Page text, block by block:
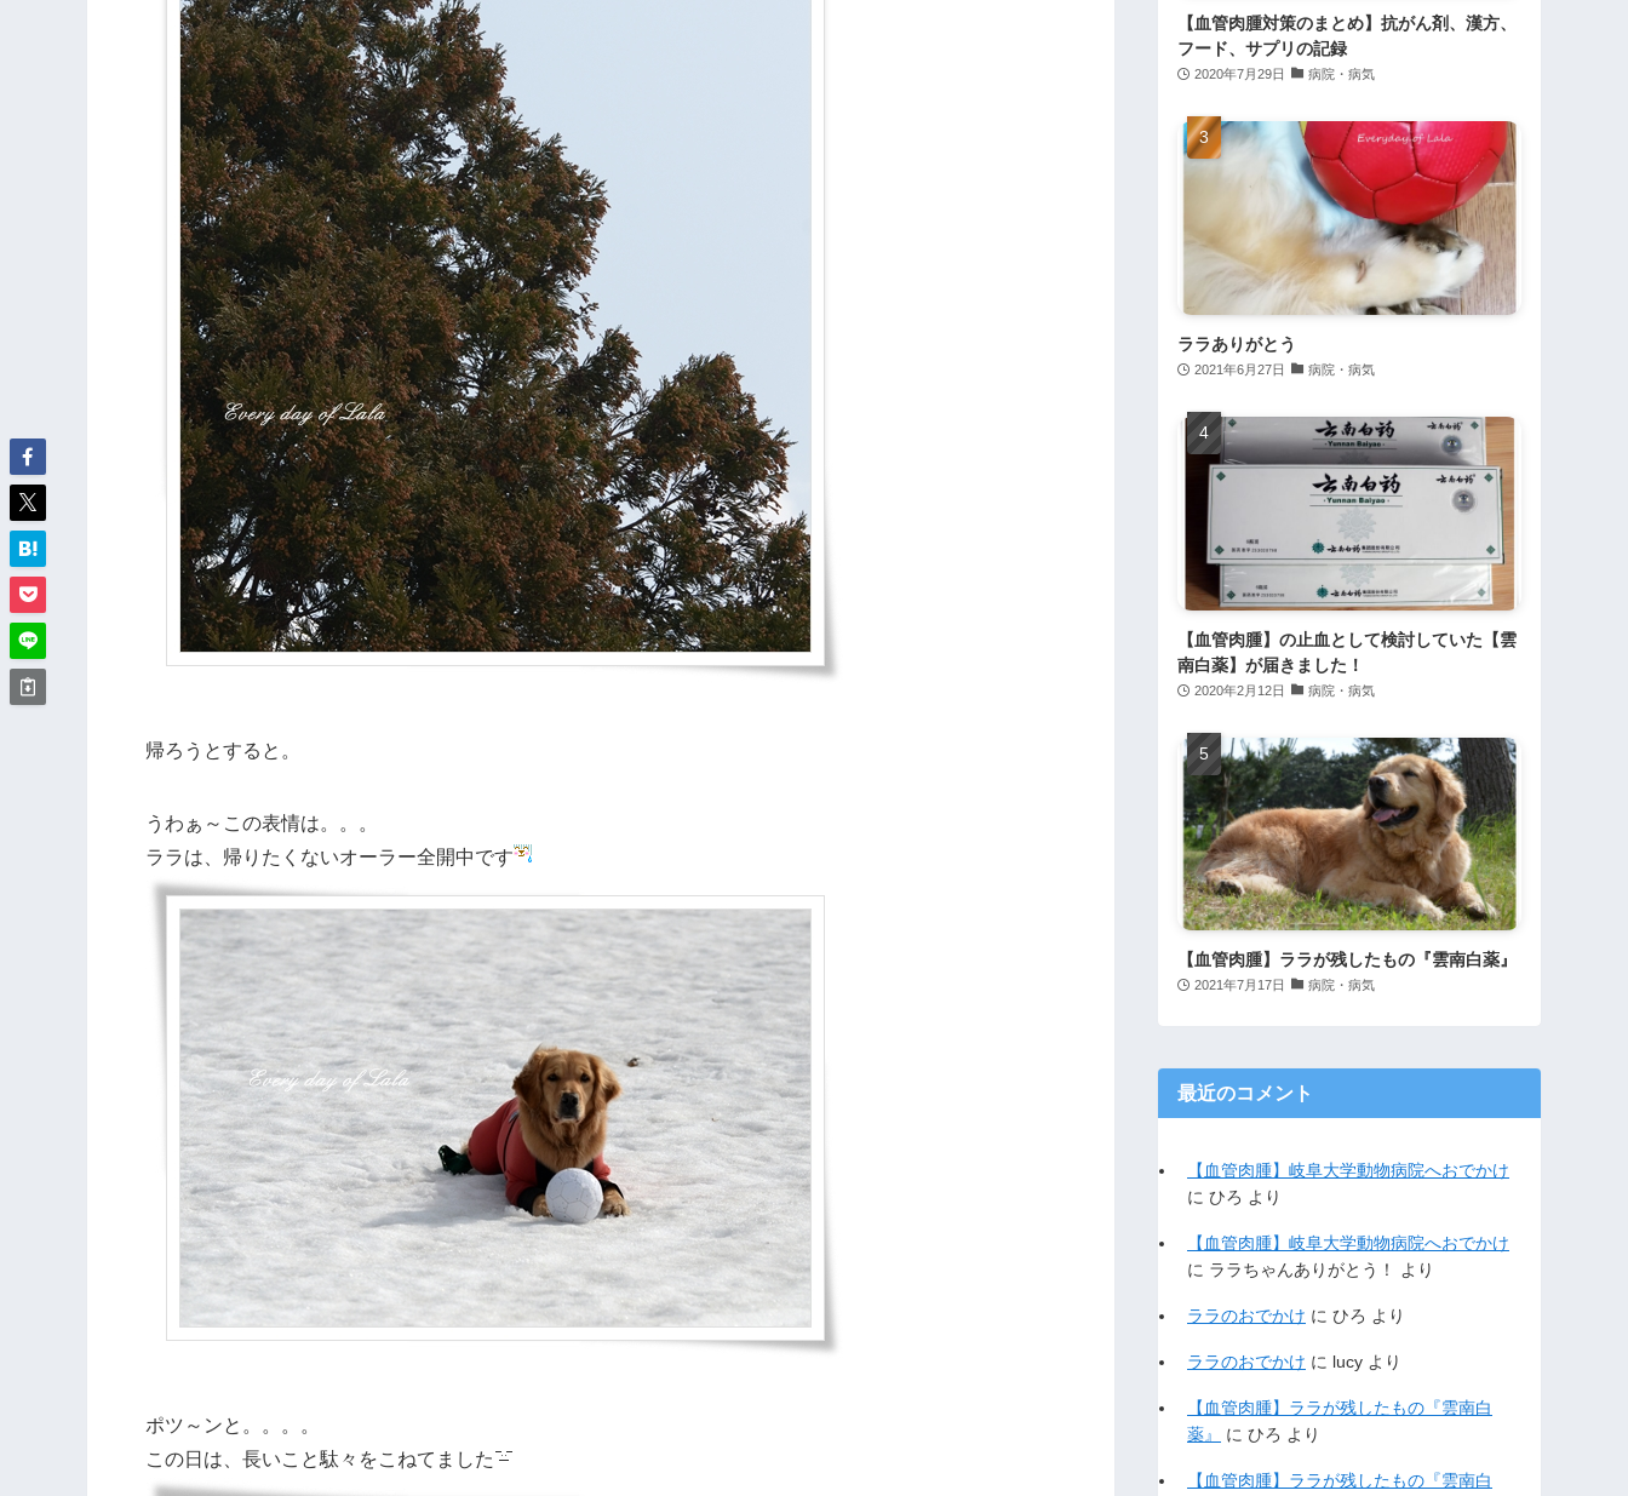
帰ろうとすると。
うわぁ～この表情は。。。
ララは、帰りたくないオーラー全開中です
ポツ～ンと。。。。
この日は、長いこと駄々をこねてました
【血管肉腫対策のまとめ】抗がん剤、漢方、
フード、サプリの記録
2020年7月29日 病院・病気
ララありがとう
2021年6月27日 病院・病気
【血管肉腫】の止血として検討していた【雲
南白薬】が届きました！
2020年2月12日 病院・病気
【血管肉腫】ララが残したもの『雲南白薬』
2021年7月17日 病院・病気
最近のコメント
【血管肉腫】岐阜大学動物病院へおでかけ
に ひろ より
【血管肉腫】岐阜大学動物病院へおでかけ
に ララちゃんありがとう！ より
ララのおでかけ に ひろ より
ララのおでかけ に lucy より
【血管肉腫】ララが残したもの『雲南白
薬』
に ひろ より
【血管肉腫】ララが残したもの『雲南白